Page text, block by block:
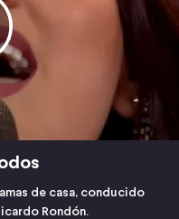
de casa, conducido
Rondón.